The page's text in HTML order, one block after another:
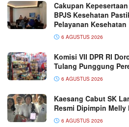
Cakupan
BPJS Kesehatan
Pelayanan Kesehatan
6 AGUSTUS 2026
Komisi VII DPR RI
Tulang Punggung
6 AGUSTUS 2026
Kaesang Cabut SK
Resmi Dipimpin Melly
6 AGUSTUS 2026